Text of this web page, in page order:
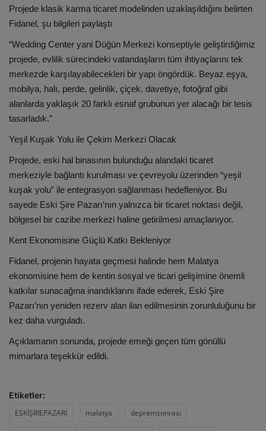
Projede klasik karma ticaret modelinden uzaklaşıldığını belirten
Fidanel, şu bilgileri paylaştı
“Wedding Center yani Düğün Merkezi konseptiyle geliştirdiğimiz
projede, evlilik sürecindeki vatandaşların tüm ihtiyaçlarını tek
merkezde karşılayabilecekleri bir yapı öngördük. Beyaz eşya,
mobilya, halı, perde, gelinlik, çiçek, davetiye, fotoğraf gibi
alanlarda yaklaşık 20 farklı esnaf grubunun yer alacağı bir tesis
tasarladık.”
Yeşil Kuşak Yolu ile Çekim Merkezi Olacak
Projede, eski hal binasının bulunduğu alandaki ticaret
merkeziyle bağlantı kurulması ve çevreyolu üzerinden “yeşil
kuşak yolu” ile entegrasyon sağlanması hedefleniyor. Bu
sayede Eski Şire Pazarı’nın yalnızca bir ticaret noktası değil,
bölgesel bir cazibe merkezi haline getirilmesi amaçlanıyor.
Kent Ekonomisine Güçlü Katkı Bekleniyor
Fidanel, projenin hayata geçmesi halinde hem Malatya
ekonomisine hem de kentin sosyal ve ticari gelişimine önemli
katkılar sunacağına inandıklarını ifade ederek, Eski Şire
Pazarı’nın yeniden rezerv alan ilan edilmesinin zorunluluğunu bir
kez daha vurguladı.
Açıklamanın sonunda, projede emeği geçen tüm gönüllü
mimarlara teşekkür edildi.
Etiketler:
ESKİŞİREPAZARI
malatya depremsonrası